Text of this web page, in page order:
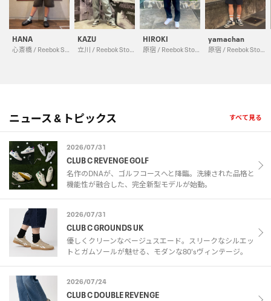
HANA
心斎橋 / Reebok Store Shinsaibashi
KAZU
立川 / Reebok Store Tachikawa
HIROKI
原宿 / Reebok Store Harajuku
yamachan
原宿 / Reebok Store Harajuku
ニュース & トピックス すべて見る
2026/07/31
CLUB C REVENGE GOLF
名作のDNAが、ゴルフコースへと降臨。洗練された品格と
機能性が融合した、完全新型モデルが始動。
2026/07/31
CLUB C GROUNDS UK
優しくクリーンなベージュスエード。スリークなシルエッ
トとガムソールが魅せる、モダンな80'sヴィンテージ。
2026/07/24
CLUB C DOUBLE REVENGE